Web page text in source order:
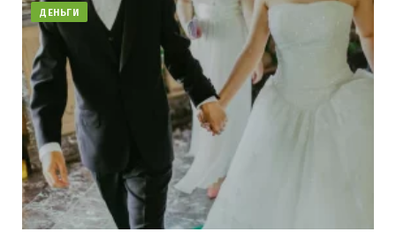
ДЕНЬГИ